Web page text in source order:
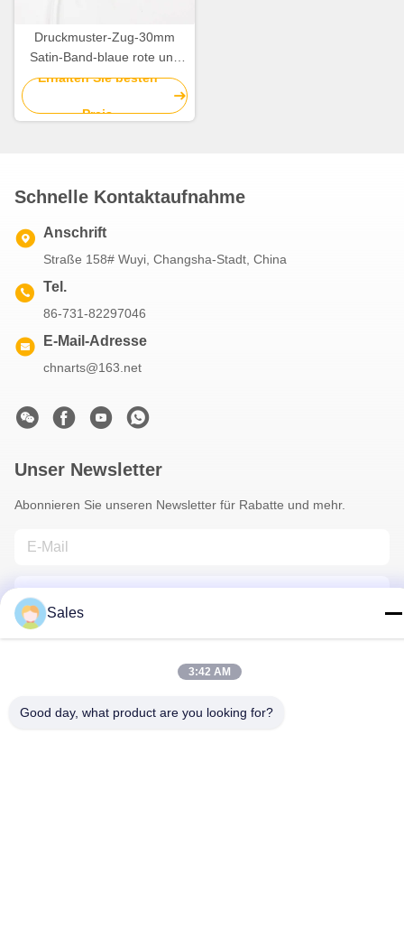
Druckmuster-Zug-30mm
Satin-Band-blaue rote und
weiße gestreifte
Erhalten Sie besten
Preis
Schnelle Kontaktaufnahme
Anschrift
Straße 158# Wuyi, Changsha-Stadt, China
Tel.
86-731-82297046
E-Mail-Adresse
chnarts@163.net
Unser Newsletter
Abonnieren Sie unseren Newsletter für Rabatte und mehr.
Sales
3:42 AM
Good day, what product are you looking for?